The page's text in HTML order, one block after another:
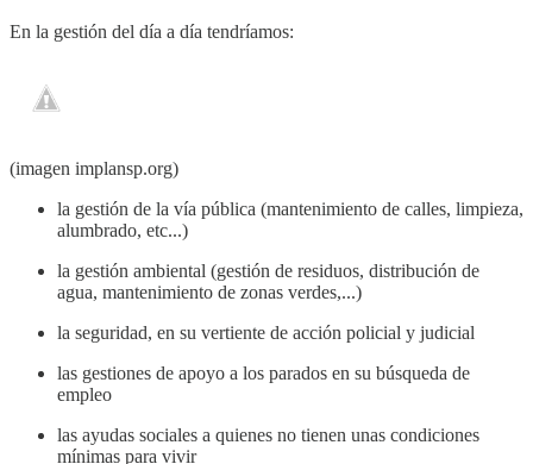
En la gestión del día a día tendríamos:
(imagen implansp.org)
la gestión de la vía pública (mantenimiento de calles, limpieza,
alumbrado, etc...)
la gestión ambiental (gestión de residuos, distribución de
agua, mantenimiento de zonas verdes,...)
la seguridad, en su vertiente de acción policial y judicial
las gestiones de apoyo a los parados en su búsqueda de
empleo
las ayudas sociales a quienes no tienen unas condiciones
mínimas para vivir